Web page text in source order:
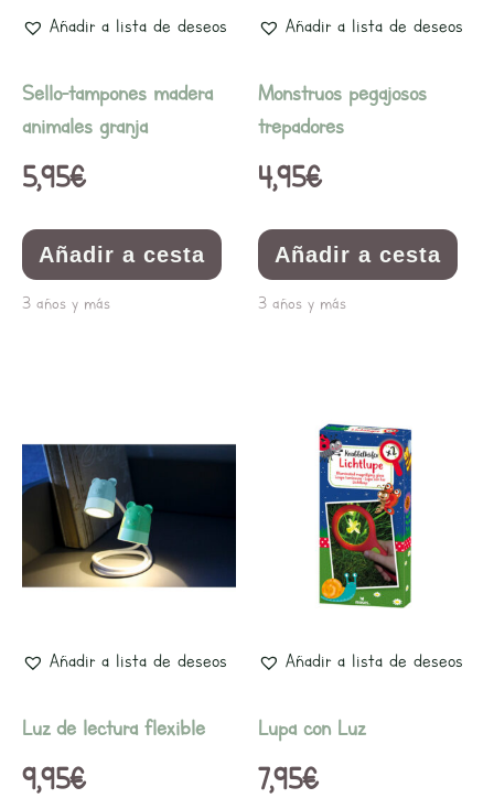
Añadir a lista de deseos
Sello-tampones madera
animales granja
5,95€
Añadir a cesta
3 años y más
Añadir a lista de deseos
Monstruos pegajosos
trepadores
4,95€
Añadir a cesta
3 años y más
Añadir a lista de deseos
Luz de lectura flexible
9,95€
Añadir a lista de deseos
Lupa con Luz
7,95€